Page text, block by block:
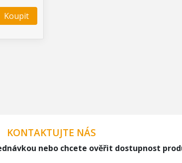
KONTAKTUJTE NÁS
nebo chcete ověřit dostupnost